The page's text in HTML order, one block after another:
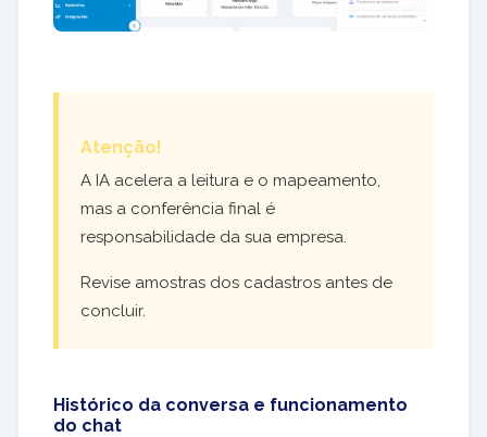
Atenção!
A IA acelera a leitura e o mapeamento,
mas a conferência final é
responsabilidade da sua empresa.
Revise amostras dos cadastros antes de
concluir.
Histórico da conversa e funcionamento
do chat